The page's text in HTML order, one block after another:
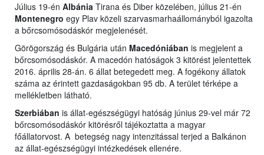
Július 19-én Albánia Tirana és Diber közelében, július 21-én
Montenegro egy Plav közeli szarvasmarhaállományból igazolta
a bőrcsomósodáskór megjelenését.
Görögország és Bulgária után Macedóniában is megjelent a
bőrcsomósodáskór. A macedón hatóságok 3 kitörést jelentettek
2016. április 28-án. 6 állat betegedett meg. A fogékony állatok
száma az érintett gazdaságokban 95 db. A terület térképe a
mellékletben látható.
Szerbiában is állat-egészségügyi hatóság június 29-vel már 72
bőrcsomósodáskór kitörésről tájékoztatta a magyar
főállatorvost. A betegség nagy intenzitással terjed a Balkánon
az állat-egészségügyi intézkedések ellenére.